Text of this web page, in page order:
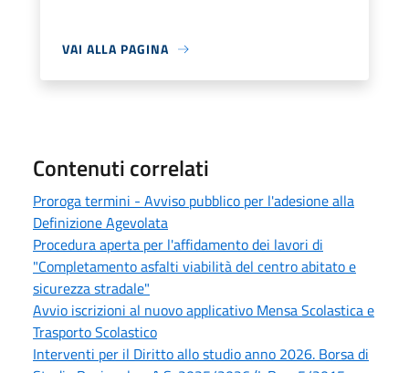
VAI ALLA PAGINA
Contenuti correlati
Proroga termini - Avviso pubblico per l'adesione alla
Definizione Agevolata
Procedura aperta per l'affidamento dei lavori di
"Completamento asfalti viabilità del centro abitato e
sicurezza stradale"
Avvio iscrizioni al nuovo applicativo Mensa Scolastica e
Trasporto Scolastico
Interventi per il Diritto allo studio anno 2026. Borsa di